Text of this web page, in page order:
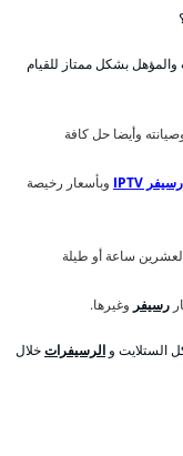
بشكل ممتاز للقيام
وأيضا حل كافة
رسيفر IPTV
وبأسعار رخيصة
ساعة أو طيلة
رسيفر وغيرها.
الستلايت و الرسيفراتخلال